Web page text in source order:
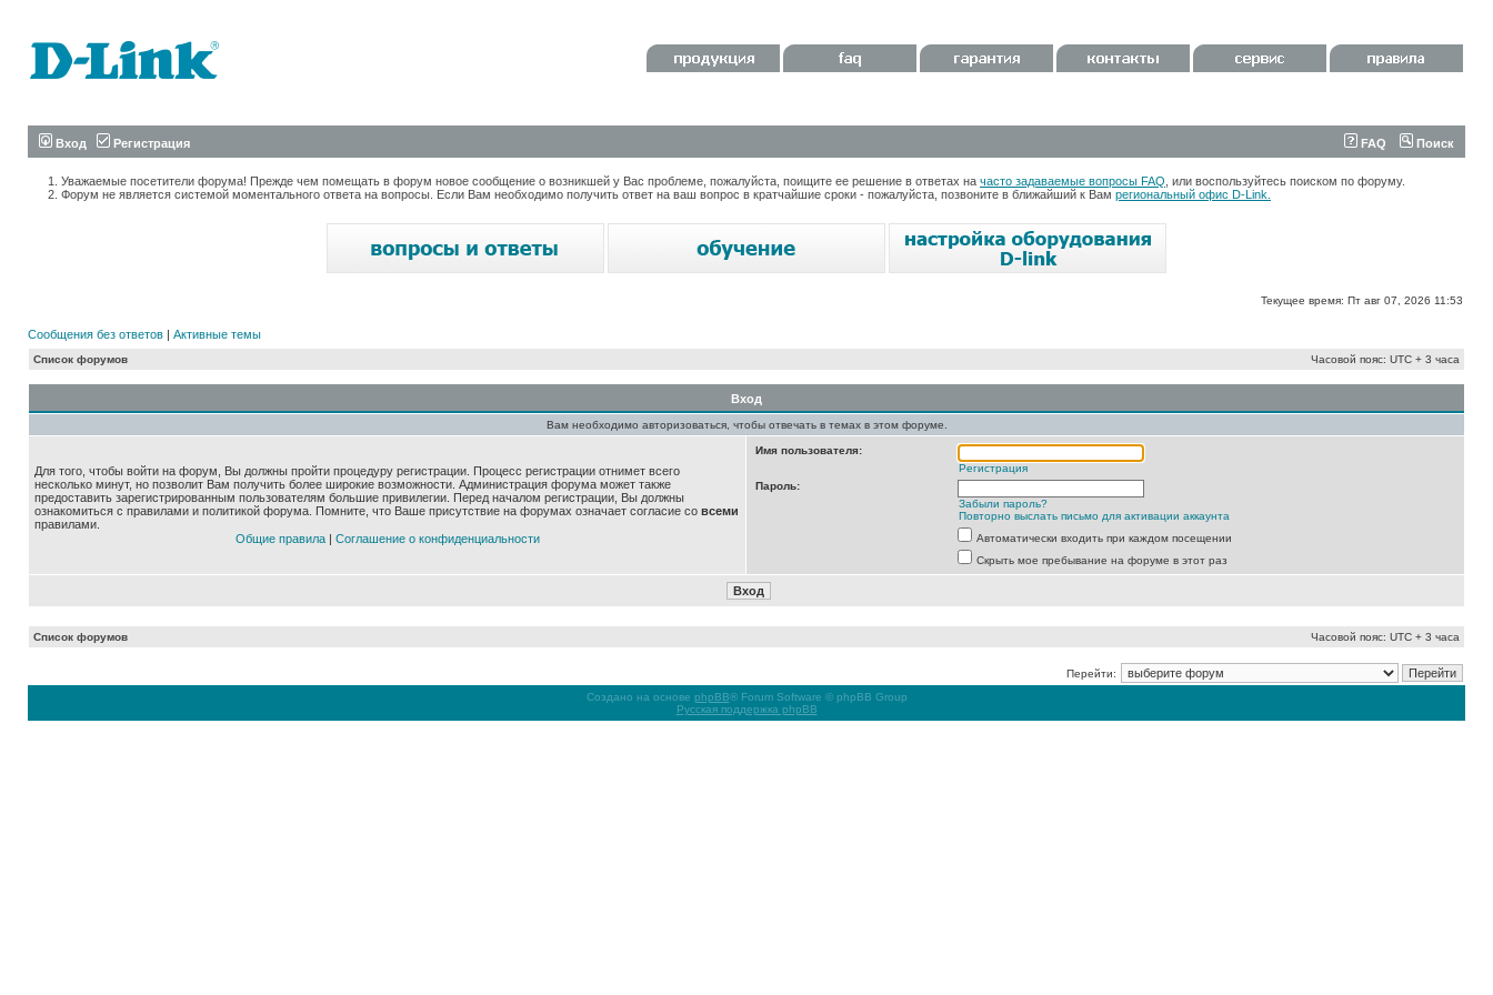
Вход Регистрация FAQ Поиск
Уважаемые посетители форума! Прежде чем помещать в форум новое сообщение о возникшей у Вас проблеме, пожалуйста, поищите ее решение в ответах на часто задаваемые вопросы FAQ , или воспользуйтесь поиском по форуму.
Форум не является системой моментального ответа на вопросы. Если Вам необходимо получить ответ на ваш вопрос в кратчайшие сроки - пожалуйста, позвоните в ближайший к Вам региональный офис D-Link.
Текущее время: Пт авг 07, 2026 11:53
Сообщения без ответов | Активные темы
Список форумов Часовой пояс: UTC + 3 часа
Вход
Вам необходимо авторизоваться, чтобы отвечать в темах в этом форуме.
Для того, чтобы войти на форум, Вы должны пройти процедуру регистрации. Процесс регистрации отнимет всего
несколько минут, но позволит Вам получить более широкие возможности. Администрация форума может также
предоставить зарегистрированным пользователям большие привилегии. Перед началом регистрации, Вы должны
ознакомиться с правилами и политикой форума. Помните, что Ваше присутствие на форумах означает согласие со всеми
правилами.
Общие правила| Соглашение о конфиденциальности
Имя пользователя:
Регистрация
Пароль:
Забыли пароль?
Повторно выслать письмо для активации аккаунта
Автоматически входить при каждом посещении
Скрыть мое пребывание на форуме в этот раз
Список форумов Часовой пояс: UTC + 3 часа
Перейти:
Создано на основе phpBB® Forum Software © phpBB Group
Русская поддержка phpBB